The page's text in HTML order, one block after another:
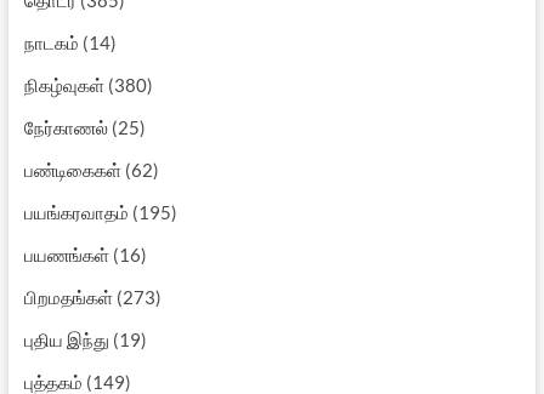
நாடகம் (14)
நிகழ்வுகள்(380)
நேர்காணல்(25)
பண்டிகைகள்(62)
பயங்கரவாதம் (195)
பயணங்கள்(16)
பிறமதங்கள்(273)
புதிய இந்து (19)
புத்தகம் (149)